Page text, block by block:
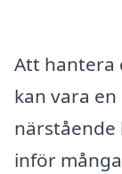
Att hantera
kan vara
inför